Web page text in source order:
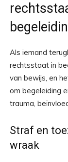
Als iemand
rechtsstaat in
van bewijs, en
om begeleiding
trauma,
Straf en
wraak